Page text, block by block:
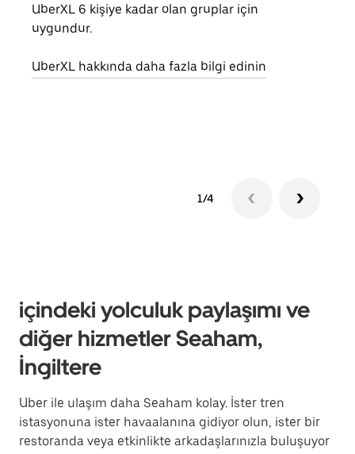
UberXL 6 kişiye kadar olan gruplar için
uygundur.
UberXL hakkında daha fazla bilgi edinin
1/4
içindeki yolculuk paylaşımı ve
diğer hizmetler Seaham,
İngiltere
Uber ile ulaşım daha Seaham kolay. İster tren
istasyonuna ister havaalanına gidiyor olun, ister bir
restoranda veya etkinlikte arkadaşlarınızla buluşuyor